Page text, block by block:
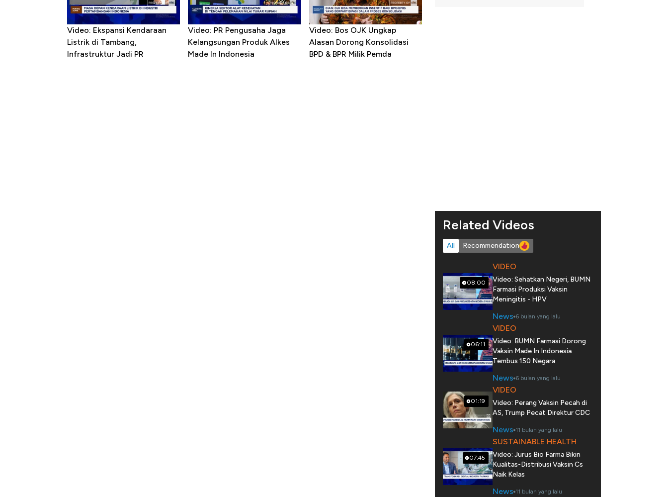
Video: Ekspansi Kendaraan
Listrik di Tambang,
Infrastruktur Jadi PR
Video: PR Pengusaha Jaga
Kelangsungan Produk Alkes
Made In Indonesia
Video: Bos OJK Ungkap
Alasan Dorong Konsolidasi
BPD & BPR Milik Pemda
Related Videos
All Recommendation
08:00
VIDEO
Video: Sehatkan Negeri, BUMN
Farmasi Produksi Vaksin
Meningitis - HPV
News 6 bulan yang lalu
06:11
VIDEO
Video: BUMN Farmasi Dorong
Vaksin Made In Indonesia
Tembus 150 Negara
News 6 bulan yang lalu
01:19
VIDEO
Video: Perang Vaksin Pecah di
AS, Trump Pecat Direktur CDC
News 11 bulan yang lalu
07:45
SUSTAINABLE HEALTH
Video: Jurus Bio Farma Bikin
Kualitas-Distribusi Vaksin Cs
Naik Kelas
News 11 bulan yang lalu